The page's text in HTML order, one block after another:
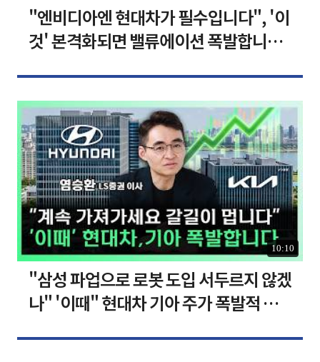
"엔비디아엔 현대차가 필수입니다", '이
것' 본격화되면 밸류에이션 폭발합니다
10:10
"삼성 파업으로 로봇 도입 서두르지 않겠
나" '이때" 현대차 기아 주가 폭발적 성